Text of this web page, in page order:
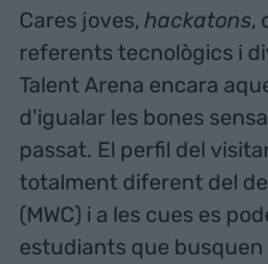
Cares joves, hackatons,
referents tecnològics i
Talent Arena encara
d'igualar les bones
passat. El perfil del
totalment diferent del
(MWC) i a les cues es
estudiants que